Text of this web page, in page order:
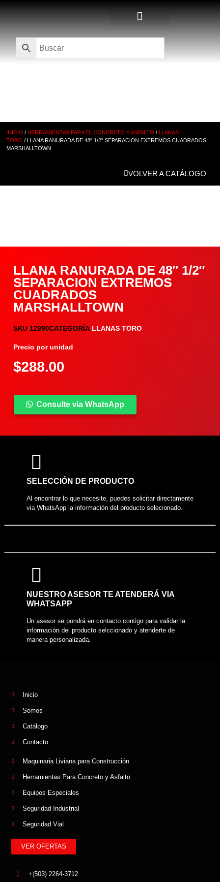
INICIO /HERRAMIENTAS PARA EL CONCRETO Y ASFALTO /LLANAS
TORO / LLANA RANURADA DE 48″ 1/2″ SEPARACION EXTREMOS CUADRADOS
MARSHALLTOWN
VOLVER A CATÁLOGO
LLANA RANURADA DE 48″ 1/2″
SEPARACION EXTREMOS
CUADRADOS
MARSHALLTOWN
SKU 12990CATEGORÍA LLANAS TORO
Precio por unidad
$288.00
Consulte via WhatsApp
COMPARTIR PRODUCTO
SELECCIÓN DE PRODUCTO
Al encontrar lo que necesite, puedes solicitar directamente
via WhatsApp la información del producto selecionado.
NUESTRO ASESOR TE ATENDERÁ VIA
WHATSAPP
Un asesor se pondrá en contacto contigo para validar la
información del producto selccionado y atenderte de
manera personalizada.
Inicio
Somos
Catálogo
Contacto
Maquinaria Liviana para Construcción
Herramientas Para Concreto y Asfalto
Equipos Especiales
Seguridad Industrial
Seguridad Vial
VER OFERTAS
+(503) 2264-3712